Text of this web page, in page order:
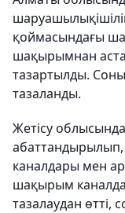
қоймасындағы
шақырымнан
тазартылды.
тазаланды.
Жетісу
каналдары мен
шақырым
тазалаудан